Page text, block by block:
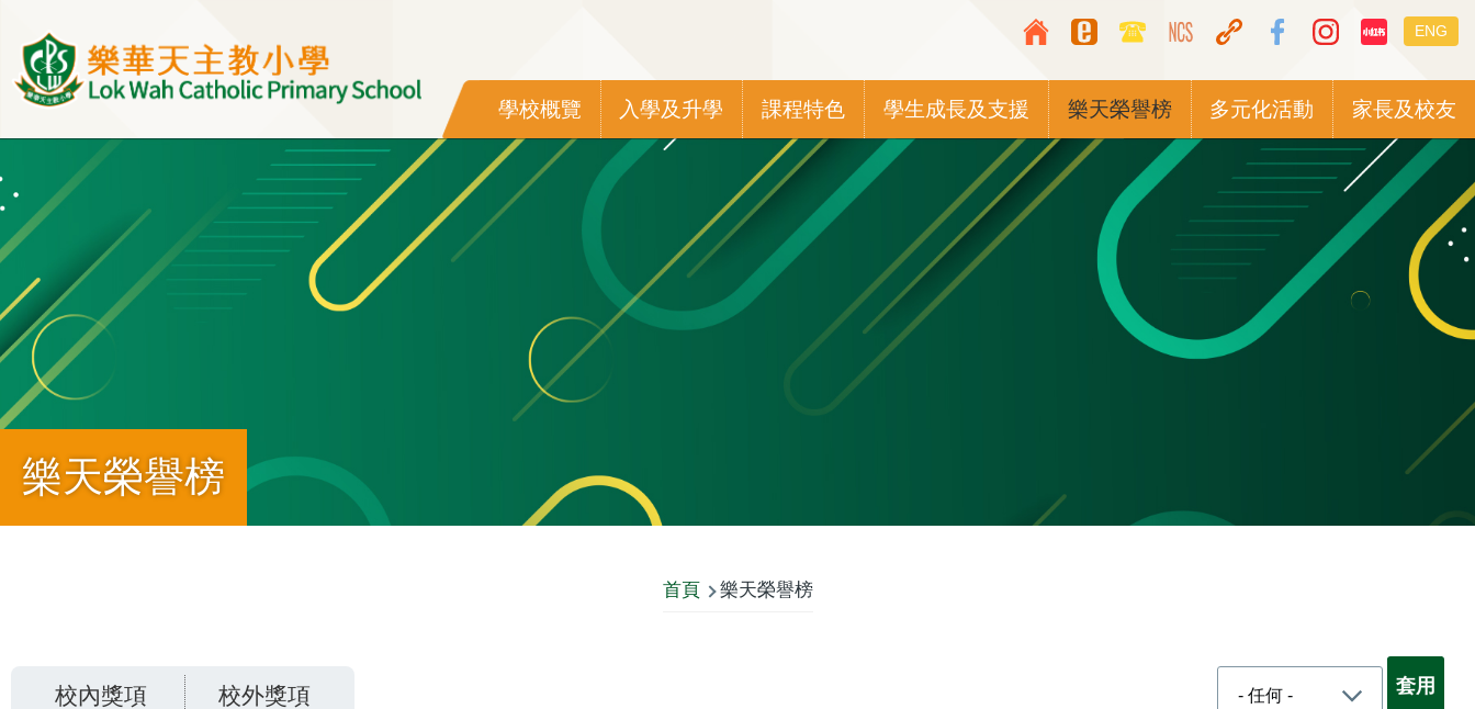
Top
Media
Icon
Button
switcher
ENG
Main
navigation
學校概覽 入學及升學 課程特色 學生成長及支援 樂天榮譽榜 多元化活動 家長及校友
樂天榮譽榜
首頁 樂天榮譽榜
校內獎項 校外獎項